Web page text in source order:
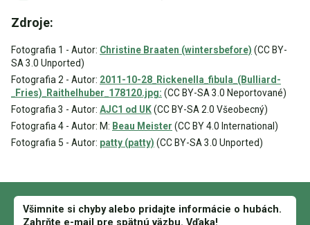
Zdroje:
Fotografia 1 - Autor: Christine Braaten (wintersbefore) (CC BY-
SA 3.0 Unported)
Fotografia 2 - Autor: 2011-10-28_Rickenella_fibula_(Bulliard-
_Fries)_Raithelhuber_178120.jpg: (CC BY-SA 3.0 Neportované)
Fotografia 3 - Autor: AJC1 od UK(CC BY-SA 2.0 Všeobecný)
Fotografia 4 - Autor: M: Beau Meister (CC BY 4.0 International)
Fotografia 5 - Autor: patty (patty) (CC BY-SA 3.0 Unported)